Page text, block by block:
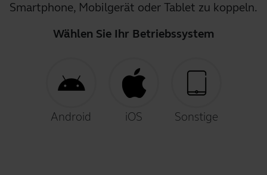
Smartphone, Mobilgerät oder Tablet zu koppeln.
Wählen Sie Ihr Betriebssystem
Android iOS Sonstige